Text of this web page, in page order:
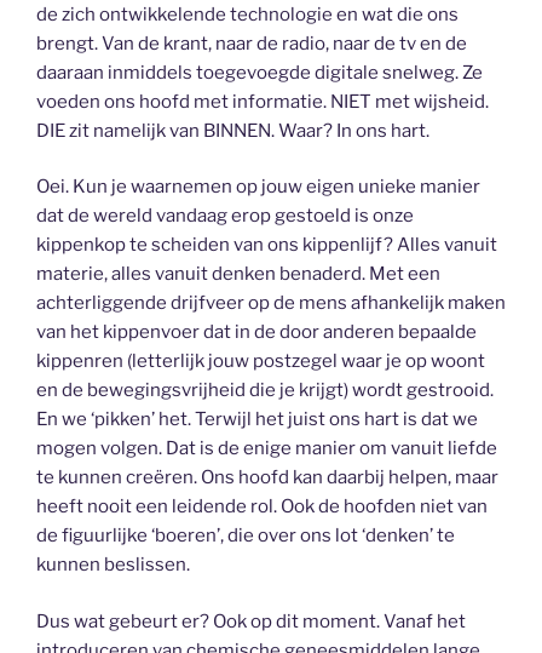
de zich ontwikkelende technologie en wat die ons
brengt. Van de krant, naar de radio, naar de tv en de
daaraan inmiddels toegevoegde digitale snelweg. Ze
voeden ons hoofd met informatie. NIET met wijsheid.
DIE zit namelijk van BINNEN. Waar? In ons hart.
Oei. Kun je waarnemen op jouw eigen unieke manier
dat de wereld vandaag erop gestoeld is onze
kippenkop te scheiden van ons kippenlijf? Alles vanuit
materie, alles vanuit denken benaderd. Met een
achterliggende drijfveer op de mens afhankelijk maken
van het kippenvoer dat in de door anderen bepaalde
kippenren (letterlijk jouw postzegel waar je op woont
en de bewegingsvrijheid die je krijgt) wordt gestrooid.
En we ‘pikken’ het. Terwijl het juist ons hart is dat we
mogen volgen. Dat is de enige manier om vanuit liefde
te kunnen creëren. Ons hoofd kan daarbij helpen, maar
heeft nooit een leidende rol. Ook de hoofden niet van
de figuurlijke ‘boeren’, die over ons lot ‘denken’ te
kunnen beslissen.
Dus wat gebeurt er? Ook op dit moment. Vanaf het